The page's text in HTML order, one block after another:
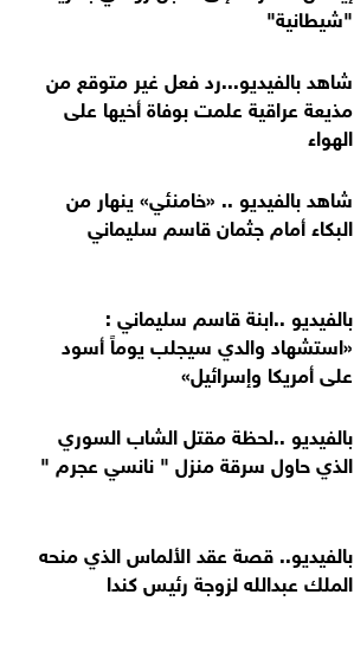
"شيطانية"
شاهد بالفيديو...رد فعل غير متوقع من
مذيعة عراقية علمت بوفاة أخيها على
الهواء
شاهد بالفيديو .. «خامنئي» ينهار من
البكاء أمام جثمان قاسم سليماني
بالفيديو ..ابنة قاسم سليماني :
«استشهاد والدي سيجلب يوماً أسود
على أمريكا وإسرائيل»
بالفيديو ..لحظة مقتل الشاب السوري
الذي حاول سرقة منزل " نانسي عجرم "
بالفيديو.. قصة عقد الألماس الذي منحه
الملك عبدالله لزوجة رئيس كندا